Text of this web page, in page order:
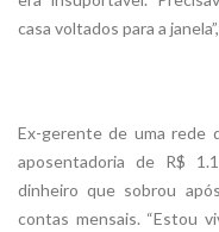
casa voltados para a
Ex-gerente de uma rede
aposentadoria de R$
dinheiro que sobrou
contas mensais. “Estou